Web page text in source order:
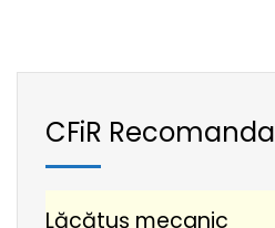
CFiR Recomanda
Lăcătuș mecanic